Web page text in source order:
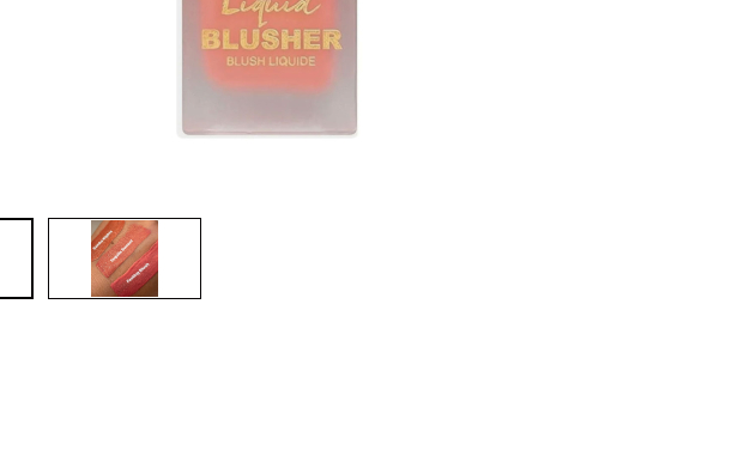
CRIAR CONTA